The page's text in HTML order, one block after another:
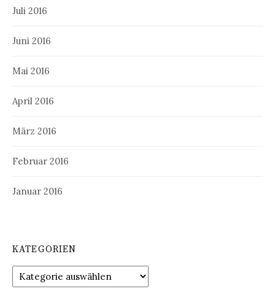
Juli 2016
Juni 2016
Mai 2016
April 2016
März 2016
Februar 2016
Januar 2016
KATEGORIEN
Kategorien